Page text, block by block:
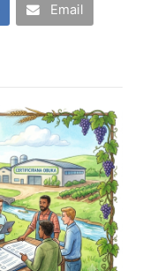
Email